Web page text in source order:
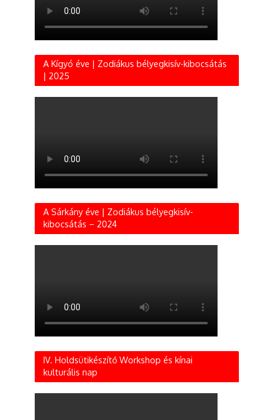
A Kígyó éve | Zodiákus bélyegkisív-kibocsátás
| 2025
A Sárkány éve | Zodiákus bélyegkisív-
kibocsátás – 2024
IV. Holdsütikészítő Workshop és kínai
kulturális nap